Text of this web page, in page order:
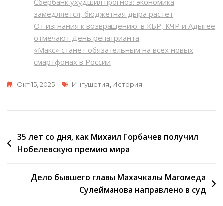
замедляется, бюджетная дыра растет
От изгнания к возвращению: в КБР, КЧР и Адыгее
отмечают День репатрианта
«Макс» станет обязательным на всех новых
смартфонах в России
Окт 15, 2025 Метки
Ингушетия История
Навигация
по
35 лет со дня, как Михаил Горбачев получил
Нобелевскую премию мира
Дело бывшего главы Махачкалы Магомеда
Сулейманова направлено в суд